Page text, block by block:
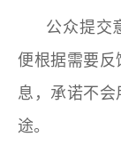
公众提交
便根据需要
息，承诺不
途。